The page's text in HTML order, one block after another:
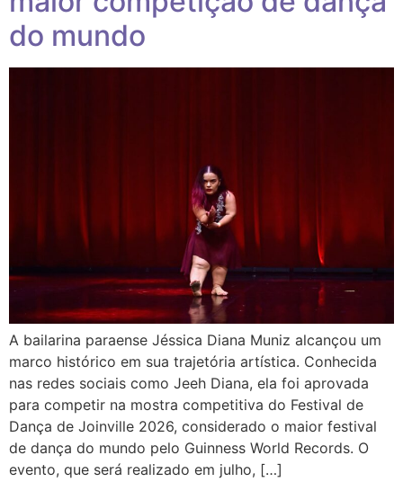
do mundo
A bailarina paraense Jéssica Diana Muniz alcançou um
marco histórico em sua trajetória artística. Conhecida
nas redes sociais como Jeeh Diana, ela foi aprovada
para competir na mostra competitiva do Festival de
Dança de Joinville 2026, considerado o maior festival
de dança do mundo pelo Guinness World Records. O
evento, que será realizado em julho, […]